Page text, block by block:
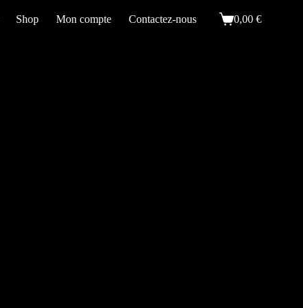
Shop Mon compte Contactez-nous 0,00 €